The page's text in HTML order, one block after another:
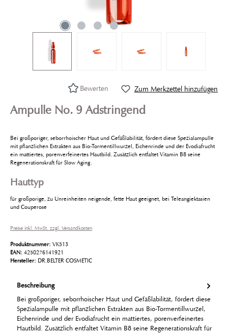
Zum Merkzettel hinzufügen
Bewerten
Ampulle No. 9 Adstringend
Bei großporiger, seborrhoischer Haut und Gefäßlabilität, fördert diese Spezialampulle
mit pflanzlichen Extrakten aus Bio-Tormentillwurzel, Eichenrinde und der Evodiafrucht
ein mattiertes, porenverfeinertes Hautbild. Zusätzlich entfaltet Vitamin B8 seine
Regenerationskraft für Slow Aging.
Hauttyp
für großporige, zu Unreinheiten neigende, fette Haut geeignet, bei Teleangiektasien
und Couperose
Preise inkl. MwSt. zzgl. Versandkosten
Produktnummer: VK513
EAN: 4250276141921
Hersteller: DR.BELTER COSMETIC
Beschreibung
Bei großporiger, seborrhoischer Haut und Gefäßlabilität, fördert diese
Spezialampulle mit pflanzlichen Extrakten aus Bio-Tormentillwurzel,
Eichenrinde und der Evodiafrucht ein mattiertes, porenverfeinertes
Hautbild. Zusätzlich entfaltet Vitamin B8 seine Regenerationskraft für